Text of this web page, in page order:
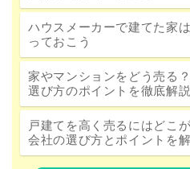
ハウスメーカーで建てた家
っておこう
家やマンションをどう売る
選び方のポイントを徹底解説
戸建てを高く売るにはどこ
会社の選び方とポイントを